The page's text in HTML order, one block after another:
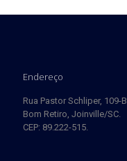
Endereço
Rua Pastor Schliper, 109-B
Bom Retiro, Joinville/SC.
CEP: 89.222-515.